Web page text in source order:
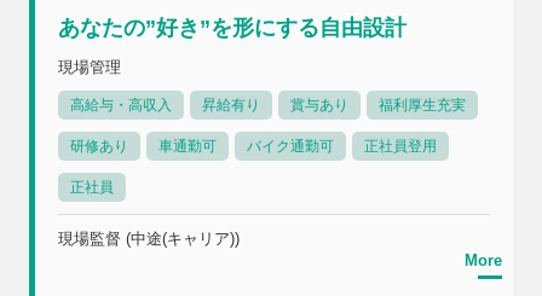
あなたの”好き”を形にする自由設計
現場管理
高給与・高収入 昇給有り 賞与あり 福利厚生充実
研修あり 車通勤可 バイク通勤可 正社員登用
正社員
現場監督 (中途(キャリア))
More